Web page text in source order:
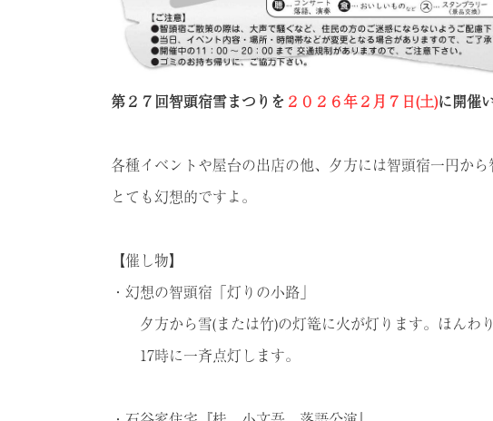
第２７回智頭宿雪まつりを ２０２６年２月７日(土)に開催
各種イベントや屋台の出店の他、夕方には智頭宿一円か
とても幻想的ですよ。
【催し物】
・幻想の智頭宿「灯りの小路」
夕方から雪(または竹)の灯篭に火が灯ります。ほんわ
17時に一斉点灯します。